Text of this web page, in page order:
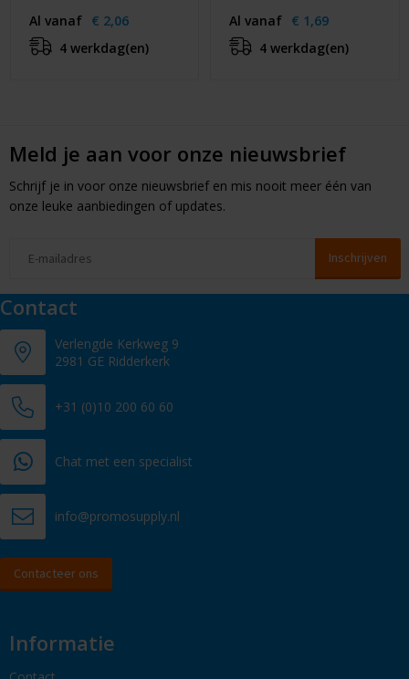
Al vanaf € 2,06
4 werkdag(en)
Al vanaf € 1,69
4 werkdag(en)
Meld je aan voor onze nieuwsbrief
Schrijf je in voor onze nieuwsbrief en mis nooit meer één van
onze leuke aanbiedingen of updates.
Contact
Verlengde Kerkweg 9
2981 GE Ridderkerk
+31 (0)10 200 60 60
Chat met een specialist
info@promosupply.nl
Contacteer ons
Informatie